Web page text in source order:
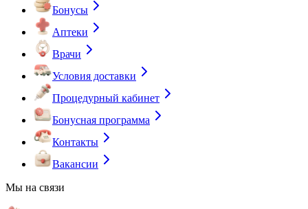
Бонусы
Аптеки
Врачи
Условия доставки
Процедурный кабинет
Бонусная программа
Контакты
Вакансии
Мы на связи